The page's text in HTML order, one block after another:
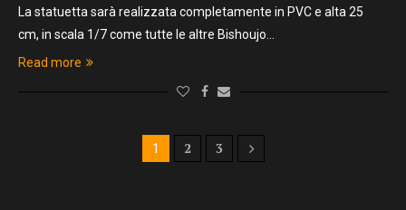
La statuetta sarà realizzata completamente in PVC e alta 25
cm, in scala 1/7 come tutte le altre Bishoujo…
Read more
1 2 3